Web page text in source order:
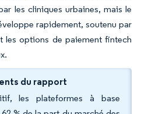
les cliniques urbaines, mais le
rapidement, soutenu par
les options de paiement fintech
du rapport
les plateformes à base